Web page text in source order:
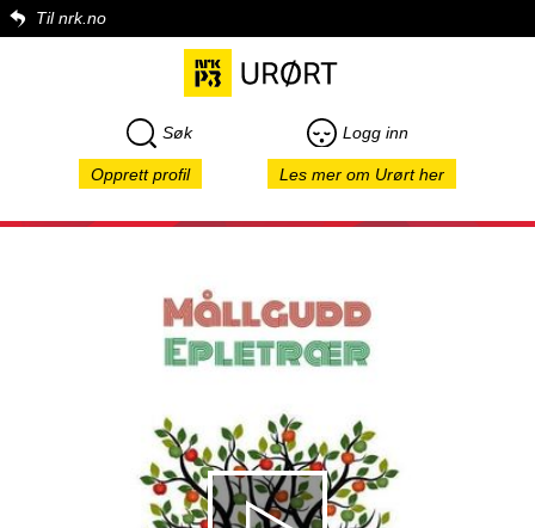
Til nrk.no
Søk Logg inn
Opprett profil Les mer om Urørt her